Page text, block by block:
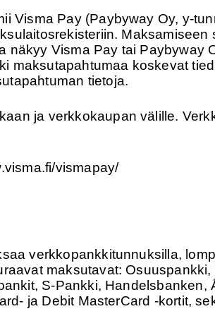
Visma Pay (Paybyway Oy, y-
näkyy Visma Pay tai Paybyway
maksutapahtumaa koskevat
tietoja.
ja verkkokaupan välille.
vismapay/
verkkopankkitunnuksilla,
maksutavat:
S-Pankki,
ja Debit MasterCard -kortit,